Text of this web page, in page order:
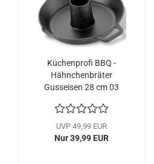
Küchenprofi BBQ -
Hähnchenbräter
Gusseisen 28 cm 03
UVP 49,99 EUR
Nur 39,99 EUR